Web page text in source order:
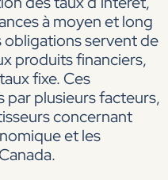
à moyen et long
servent de
produits financiers,
fixe. Ces
par plusieurs facteurs,
concernant
et les